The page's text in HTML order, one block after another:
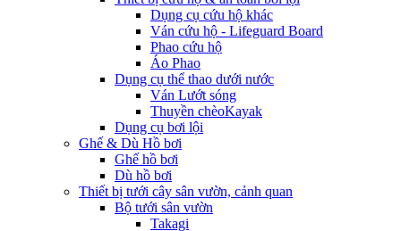
Dụng cụ cứu hộ khác
Ván cứu hộ - Lifeguard Board
Phao cứu hộ
Áo Phao
Dụng cụ thể thao dưới nước
Ván Lướt sóng
Thuyền chèoKayak
Dụng cụ bơi lội
Ghế & Dù Hồ bơi
Ghế hồ bơi
Dù hồ bơi
Thiết bị tưới cây sân vườn, cảnh quan
Bộ tưới sân vườn
Takagi